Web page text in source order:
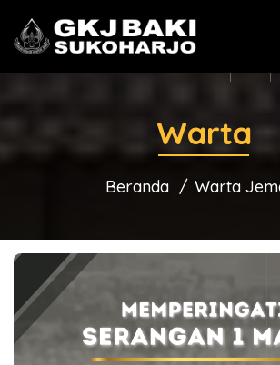
(0271) 625546
Warta
Beranda Warta